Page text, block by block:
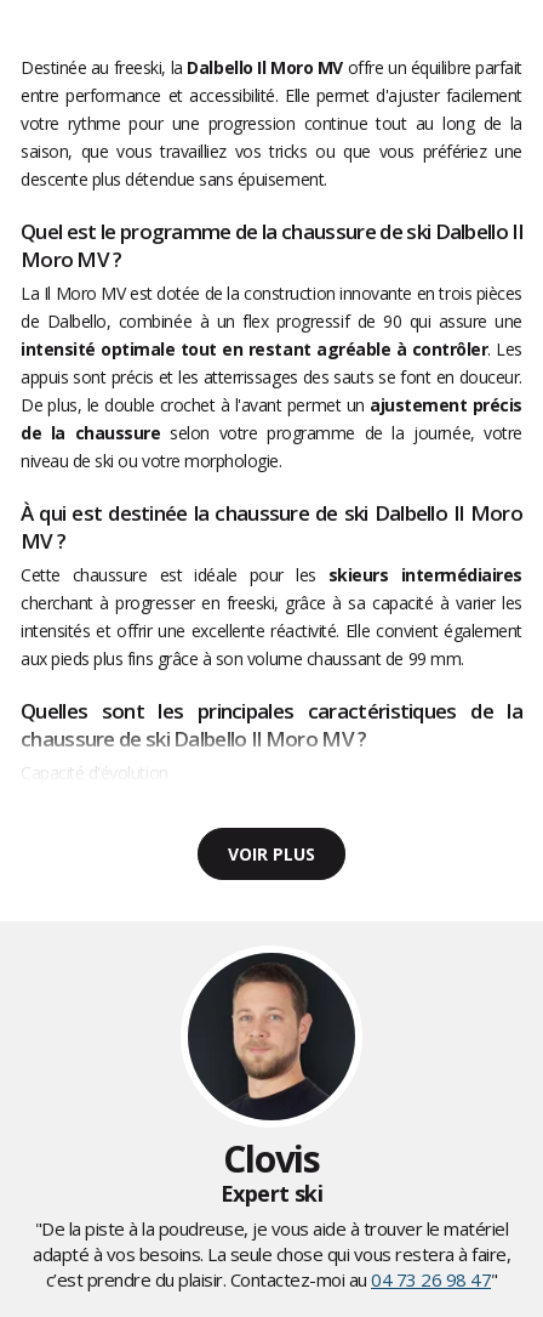
Destinée au freeski, la Dalbello Il Moro MV offre un équilibre parfait
entre performance et accessibilité. Elle permet d'ajuster facilement
votre rythme pour une progression continue tout au long de la
saison, que vous travailliez vos tricks ou que vous préfériez une
descente plus détendue sans épuisement.
Quel est le programme de la chaussure de ski Dalbello Il
Moro MV ?
La Il Moro MV est dotée de la construction innovante en trois pièces
de Dalbello, combinée à un flex progressif de 90 qui assure une
intensité optimale tout en restant agréable à contrôler. Les
appuis sont précis et les atterrissages des sauts se font en douceur.
De plus, le double crochet à l'avant permet un ajustement précis
de la chaussure selon votre programme de la journée, votre
niveau de ski ou votre morphologie.
À qui est destinée la chaussure de ski Dalbello Il Moro
MV ?
Cette chaussure est idéale pour les skieurs intermédiaires
cherchant à progresser en freeski, grâce à sa capacité à varier les
intensités et offrir une excellente réactivité. Elle convient également
aux pieds plus fins grâce à son volume chaussant de 99 mm.
Quelles sont les principales caractéristiques de la
chaussure de ski Dalbello Il Moro MV ?
Capacité d'évolution
VOIR PLUS
Clovis
Expert ski
"De la piste à la poudreuse, je vous aide à trouver le matériel
adapté à vos besoins. La seule chose qui vous restera à faire,
c’est prendre du plaisir. Contactez-moi au 04 73 26 98 47"